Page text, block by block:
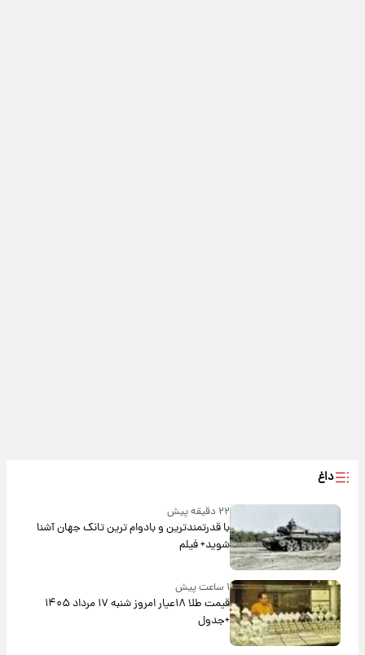
داغ
۲۲ دقیقه پیش
با قدرتمندترین و بادوام ترین تانک جهان آشنا
شوید+ فیلم
۱ ساعت پیش
قیمت طلا ۱۸عیار امروز شنبه ۱۷ مرداد ۱۴۰۵
+جدول